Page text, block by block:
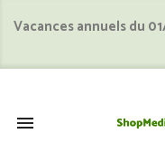
Vacances annuels du
